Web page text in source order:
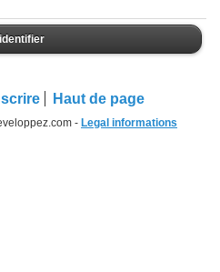
Haut de page
- Legal informations